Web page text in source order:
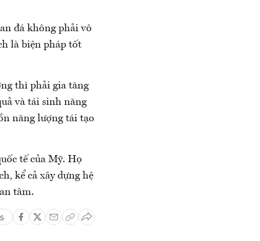
đá không phải vô
là biện pháp tốt
thì phải gia tăng
và tái sinh năng
năng lượng tái tạo
tế của Mỹ. Họ
kể cả xây dựng hệ
tâm.